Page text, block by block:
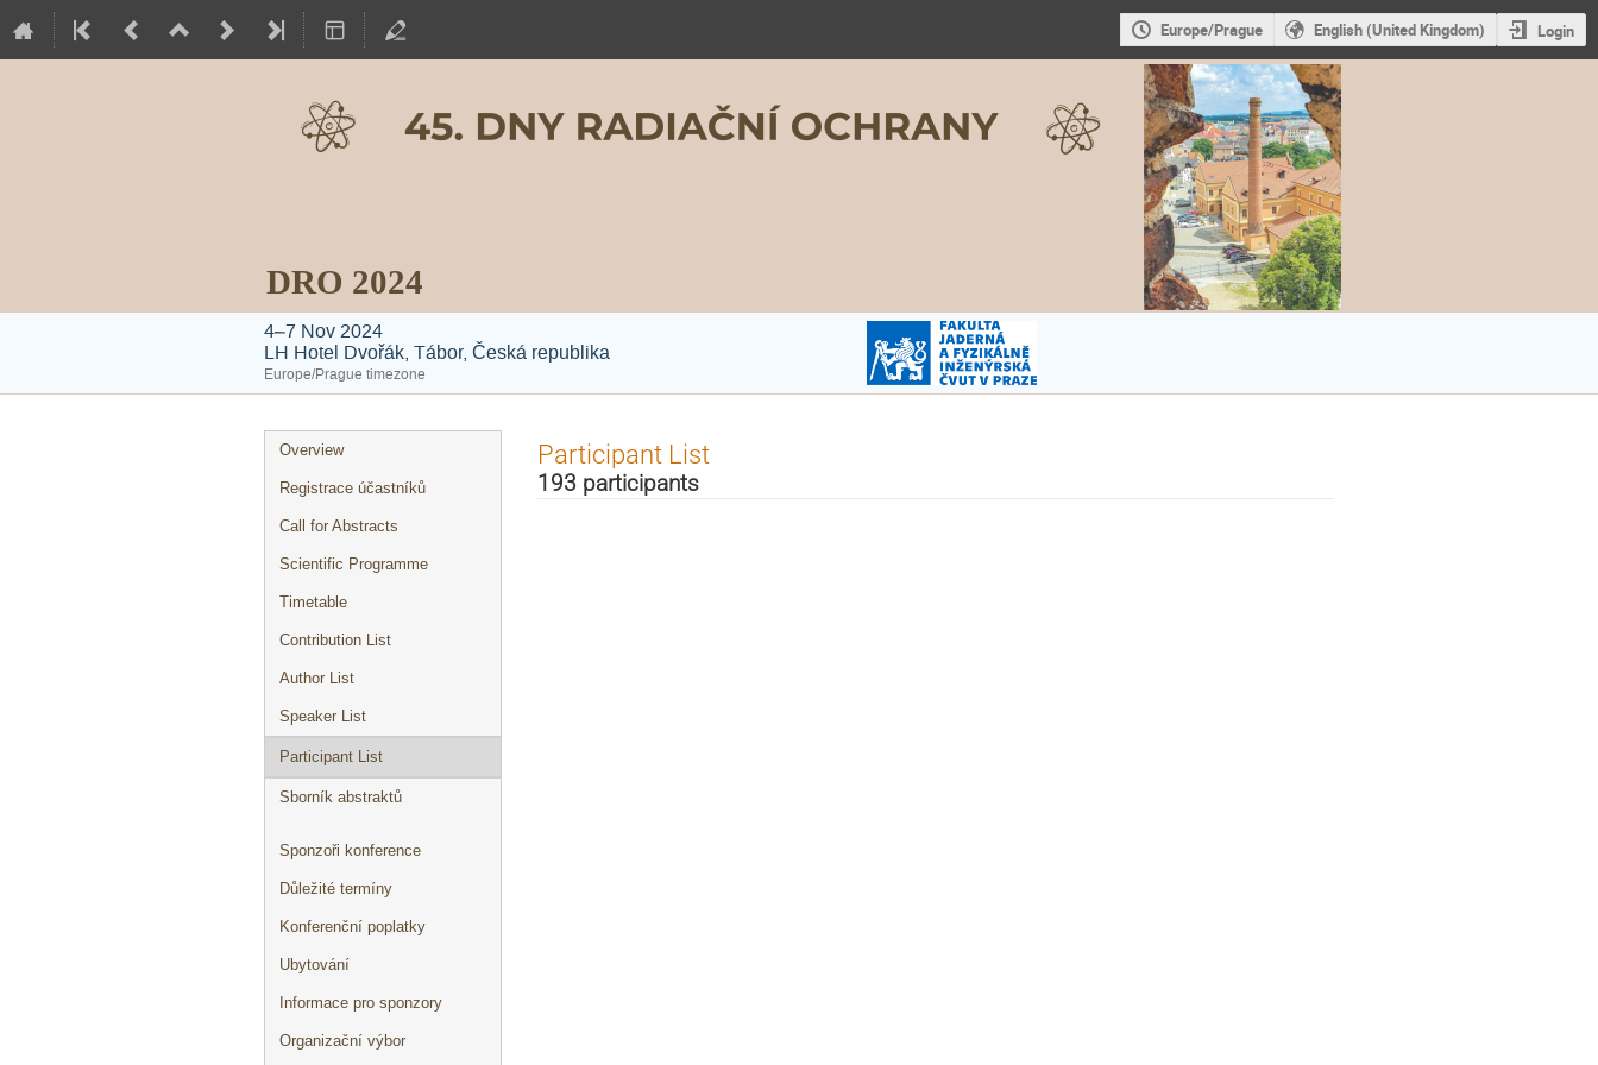
Europe/Prague English (United Kingdom) Login
DRO 2024
4–7 Nov 2024
LH Hotel Dvořák, Tábor, Česká republika
Europe/Prague timezone
Event
menu
Overview
Registrace účastníků
Call for Abstracts
Scientific Programme
Timetable
Contribution List
Author List
Speaker List
Participant List
Sborník abstraktů
Sponzoři konference
Důležité termíny
Konferenční poplatky
Ubytování
Informace pro sponzory
Organizační výbor
Participant List
193 participants